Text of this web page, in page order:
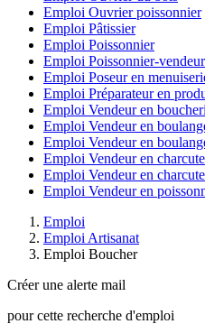
Emploi Ouvrier poissonnier
Emploi Pâtissier
Emploi Poissonnier
Emploi Poissonnier-vendeur
Emploi Poseur en
Emploi Préparateur en
Emploi Vendeur en
Emploi Vendeur en
Emploi Vendeur en
Emploi Vendeur en
Emploi Vendeur en
Emploi Vendeur en
Emploi
Emploi Artisanat
Emploi Boucher
Créer une alerte mail
pour cette recherche d'emploi